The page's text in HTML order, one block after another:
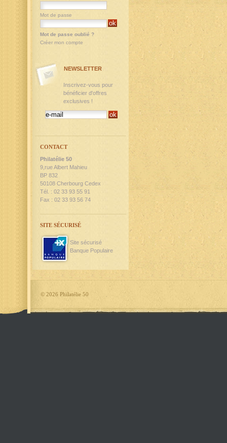
Mot de passe
Mot de passe oublié ?
Créer mon compte
NEWSLETTER
Inscrivez-vous pour
bénéficier d'offres
exclusives !
CONTACT
Philatélie 50
9,rue Albert Mahieu
BP 832
50108 Cherbourg Cedex
Tél. : 02 33 93 55 91
Fax : 02 33 93 56 74
SITE SÉCURISÉ
Site sécurisé
Banque Populaire
© 2026 Philatélie 50